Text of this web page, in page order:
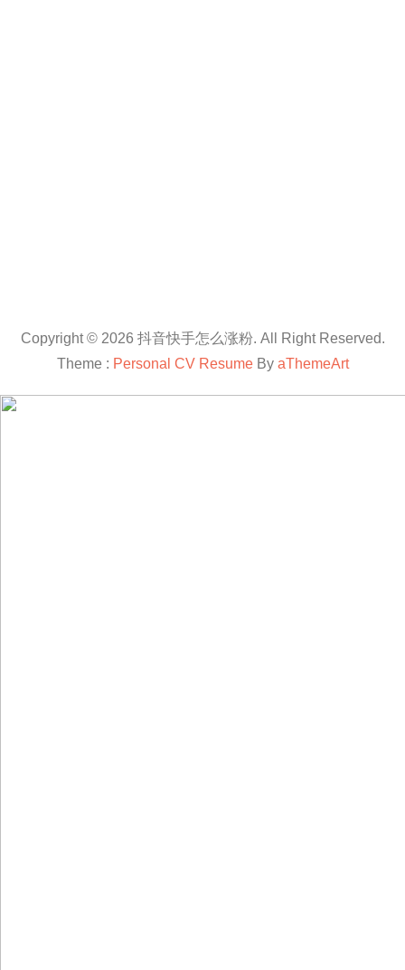
Copyright © 2026 抖音快手怎么涨粉. All Right Reserved.
Theme : Personal CV ResumeBy aThemeArt